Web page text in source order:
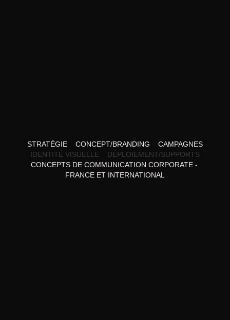
STRATÉGIE CONCEPT/BRANDING
CAMPAGNES
IDENTITÉ VISUELLE
DÉPLOIEMENT/SUPPORTS
CONCEPTS DE COMMUNICATION CORPORATE -
FRANCE ET INTERNATIONAL